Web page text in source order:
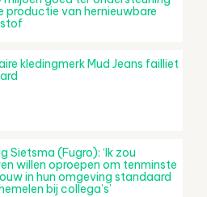
productie van hernieuwbare
kledingmerk Mud Jeans failliet
Sietsma (Fugro): ‘Ik zou
willen oproepen om tenminste
in hun omgeving standaard
bij collega’s’